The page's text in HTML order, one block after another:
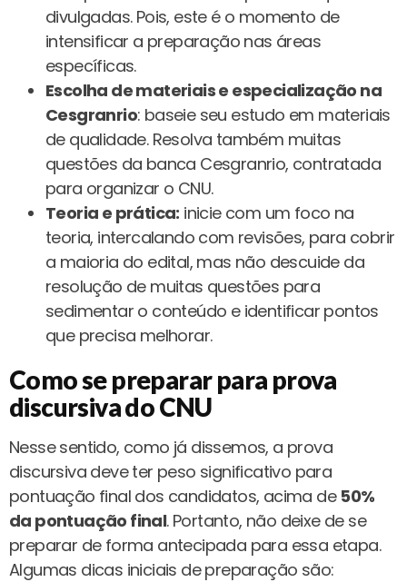
divulgadas. Pois, este é o momento de
intensificar a preparação nas áreas
específicas.
Escolha de materiais e especialização na
Cesgranrio: baseie seu estudo em materiais
de qualidade. Resolva também muitas
questões da banca Cesgranrio, contratada
para organizar o CNU.
Teoria e prática: inicie com um foco na
teoria, intercalando com revisões, para cobrir
a maioria do edital, mas não descuide da
resolução de muitas questões para
sedimentar o conteúdo e identificar pontos
que precisa melhorar.
Como se preparar para prova
discursiva do CNU
Nesse sentido, como já dissemos, a prova
discursiva deve ter peso significativo para
pontuação final dos candidatos, acima de 50%
da pontuação final. Portanto, não deixe de se
preparar de forma antecipada para essa etapa.
Algumas dicas iniciais de preparação são: